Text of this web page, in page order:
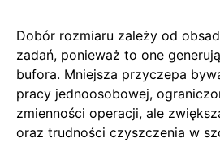
Dobór rozmiaru zależy od
zadań, ponieważ to one
bufora. Mniejsza przyczepa
pracy jednoosobowej,
zmienności operacji, ale
oraz trudności czyszczenia w